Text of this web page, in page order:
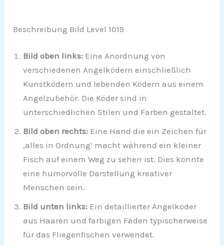
Beschreibung Bild Level 1019
Bild oben links: Eine Anordnung von
verschiedenen Angelködern einschließlich
Kunstködern und lebenden Ködern aus einem
Angelzubehör. Die Köder sind in
unterschiedlichen Stilen und Farben gestaltet.
Bild oben rechts: Eine Hand die ein Zeichen für
‚alles in Ordnung‘ macht während ein kleiner
Fisch auf einem Weg zu sehen ist. Dies könnte
eine humorvolle Darstellung kreativer
Menschen sein.
Bild unten links: Ein detaillierter Angelköder
aus Haaren und farbigen Fäden typischerweise
für das Fliegenfischen verwendet.